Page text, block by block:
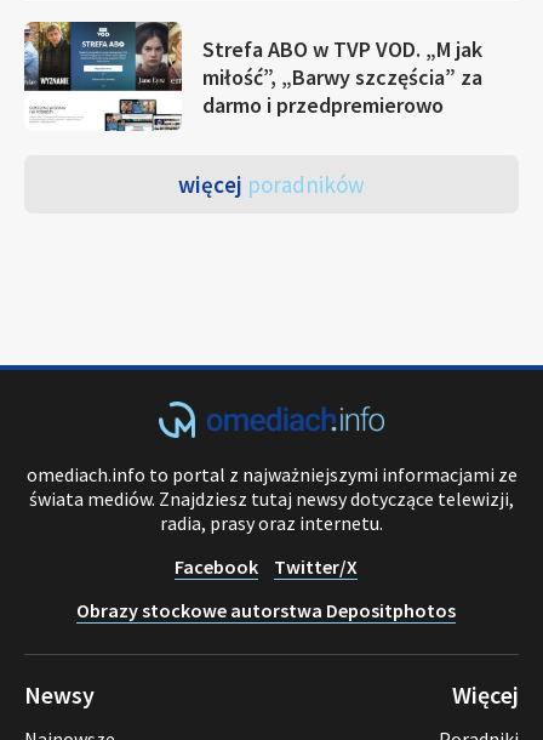
Strefa ABO w TVP VOD. „M jak
miłość”, „Barwy szczęścia” za
darmo i przedpremierowo
więcej poradników
omediach.info to portal z najważniejszymi informacjami ze
świata mediów. Znajdziesz tutaj newsy dotyczące telewizji,
radia, prasy oraz internetu.
Facebook
Twitter/X
Obrazy stockowe autorstwa Depositphotos
Newsy Więcej